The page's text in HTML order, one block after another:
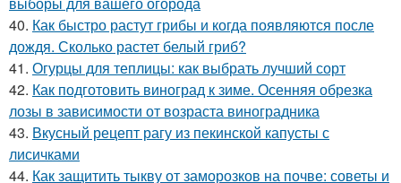
40. Как быстро растут грибы и когда появляются после
дождя. Сколько растет белый гриб?
41. Огурцы для теплицы: как выбрать лучший сорт
42. Как подготовить виноград к зиме. Осенняя обрезка
лозы в зависимости от возраста виноградника
43. Вкусный рецепт рагу из пекинской капусты с
лисичками
44. Как защитить тыкву от заморозков на почве: советы и